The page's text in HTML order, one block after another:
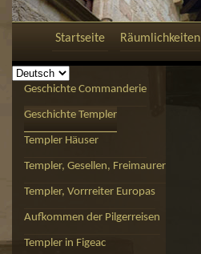
Startseite Räumlichkeiten
Geschichte Commanderie
Geschichte Templer
Templer Häuser
Templer, Gesellen, Freimaurer
Templer, Vorrreiter Europas
Aufkommen der Pilgerreisen
Templer in Figeac